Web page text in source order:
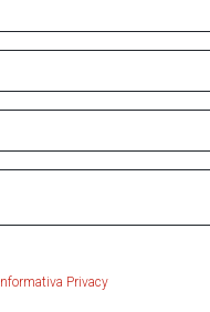
Informativa Privacy